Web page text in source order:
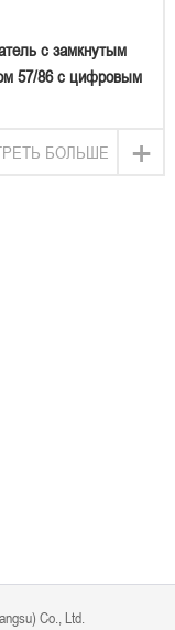
с замкнутым
57/86 с цифровым
+
БОЛЬШЕ
Co., Ltd.